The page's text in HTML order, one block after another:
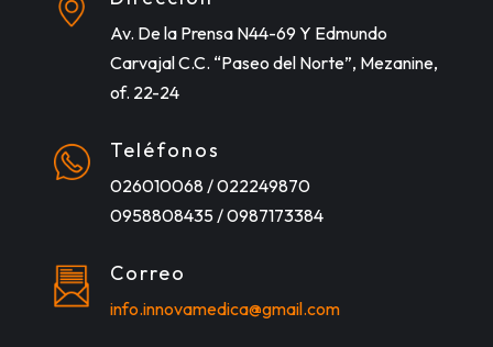
Av. De la Prensa N44-69 Y Edmundo
Carvajal C.C. “Paseo del Norte”, Mezanine,
of. 22-24
Teléfonos
026010068 / 022249870
0958808435 / 0987173384
Correo
info.innovamedica@gmail.com